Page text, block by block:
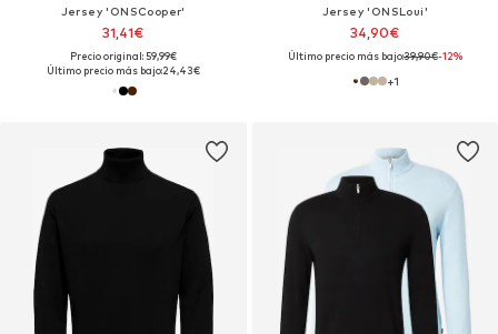
Jersey 'ONSCooper'
31,41€
Precio original: 59,99€
Último precio más bajo:24,43€
Jersey 'ONSLoui'
34,90€
Último precio más bajo:39,90€-12%
+1